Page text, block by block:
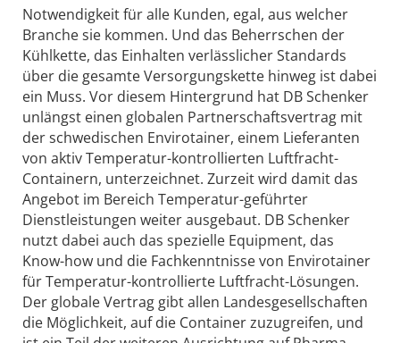
Notwendigkeit für alle Kunden, egal, aus welcher
Branche sie kommen. Und das Beherrschen der
Kühlkette, das Einhalten verlässlicher Standards
über die gesamte Versorgungskette hinweg ist dabei
ein Muss. Vor diesem Hintergrund hat DB Schenker
unlängst einen globalen Partnerschaftsvertrag mit
der schwedischen Envirotainer, einem Lieferanten
von aktiv Temperatur-kontrollierten Luftfracht-
Containern, unterzeichnet. Zurzeit wird damit das
Angebot im Bereich Temperatur-geführter
Dienstleistungen weiter ausgebaut. DB Schenker
nutzt dabei auch das spezielle Equipment, das
Know-how und die Fachkenntnisse von Envirotainer
für Temperatur-kontrollierte Luftfracht-Lösungen.
Der globale Vertrag gibt allen Landesgesellschaften
die Möglichkeit, auf die Container zuzugreifen, und